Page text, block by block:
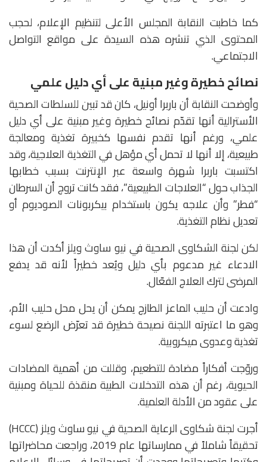
كما خاطبت النقابة المجلس الأعلى لتنظيم الإعلام، لحجب
المحتوى الذي تنشره هذه السيدة على مواقع التواصل
الاجتماعي.
نصائح خطيرة وغير مبنية على أي دليل علمي
وأوضحت النقابة أن باربرا أونيل، كان قد تبين للسلطات الصحية
الأسترالية أنها تقدّم نصائح خطيرة وغير مبنية على أي دليل
علمي، ورغم أنها تقدم نفسها كخبيرة تغذية ومعالجة
طبيعية، إلا أنها لا تحمل أي مؤهل في التغذية العلاجية، وقد
اكتسبت باربرا شهرة واسعة عبر الإنترنت بسبب خطابها
الجذاب حول “العلاجات الطبيعية”، فقد كانت تروج أن السرطان
“فطر” وأن علاجه يكون باستخدام بيكربونات الصوديوم أو
تعديل نظام التغذية.
لكن لجنة الشكاوى الصحية في نيو ساوث ويلز أكدت أن هذا
الادعاء غير مدعوم بأي دليل ويُعد خطيراً لأنه قد يدفع
المرضى لترك العلاج الفعّال.
وادعت أن حليب الماعز الطازج يمكن أن يحل محل حليب الأم،
وهو ما اعتبرته اللجنة نصيحة خطيرة قد تعرّض الرضع لسوء
تغذية وعدوى ميكروبية.
وروّجت أفكاراً مضادة للتطعيم، وقللت من أهمية المضادات
الحيوية، رغم أن هذه التدخلات الطبية منقذة للحياة ومبنية
على عقود من الأدلة العلمية.
أجرت لجنة شكاوى الرعاية الصحية في نيو ساوث ويلز (HCCC)
تحقيقاً شاملاً في ممارساتها عام 2019، وراجعت محاضراتها